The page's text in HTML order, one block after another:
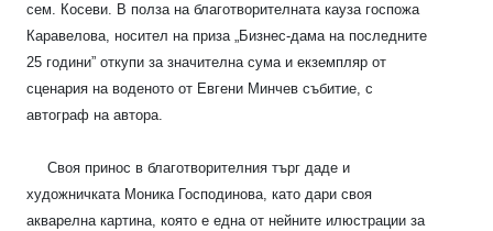
сем. Косеви. В полза на благотворителната кауза госпожа
Каравелова, носител на приза „Бизнес-дама на последните
25 години” откупи за значителна сума и екземпляр от
сценария на воденото от Евгени Минчев събитие, с
автограф на автора.
Своя принос в благотворителния търг даде и
художничката Моника Господинова, като дари своя
акварелна картина, която е една от нейните илюстрации за